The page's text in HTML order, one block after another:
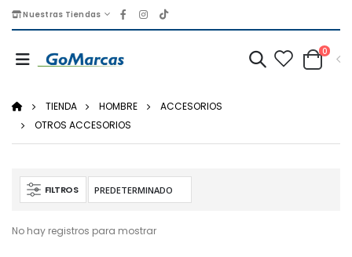
Nuestras Tiendas
0
TIENDA HOMBRE
ACCESORIOS
OTROS ACCESORIOS
FILTROS
No hay registros para mostrar